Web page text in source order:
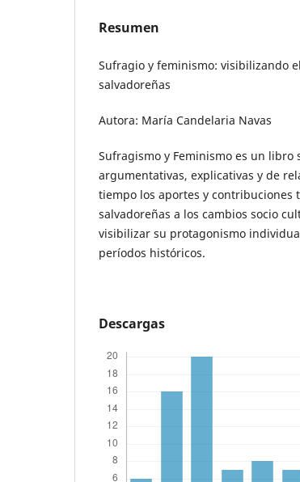
Resumen
Sufragio y feminismo: visibilizando
salvadoreñas
Autora: María Candelaria Navas
Sufragismo y Feminismo es un libro
argumentativas, explicativas y de
tiempo los aportes y contribuciones
salvadoreñas a los cambios socio
visibilizar su protagonismo
períodos históricos.
Descargas